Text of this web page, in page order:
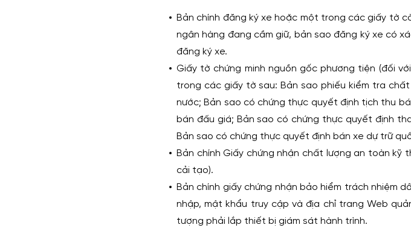
Bản chính đăng ký xe hoặc một trong các giấy tờ
ngân hàng đang cầm giữ, bản sao đăng ký xe có
đăng ký xe.
Giấy tờ chứng minh nguồn gốc phương tiện (đối
trong các giấy tờ sau: Bản sao phiếu kiểm tra
nước; Bản sao có chứng thực quyết định tịch thu
bán đấu giá; Bản sao có chứng thực quyết định
Bản sao có chứng thực quyết định bán xe dự trữ
Bản chính Giấy chứng nhận chất lượng an toàn
cải tạo).
Bản chính giấy chứng nhận bảo hiểm trách nhiệm
nhập, mật khẩu truy cập và địa chỉ trang Web
tượng phải lắp thiết bị giám sát hành trình.